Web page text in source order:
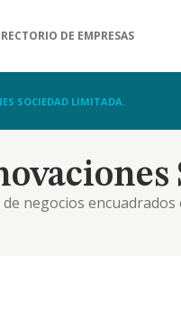
DE EMPRESAS
SOCIEDAD LIMITADA.
negocios
restaurantes,